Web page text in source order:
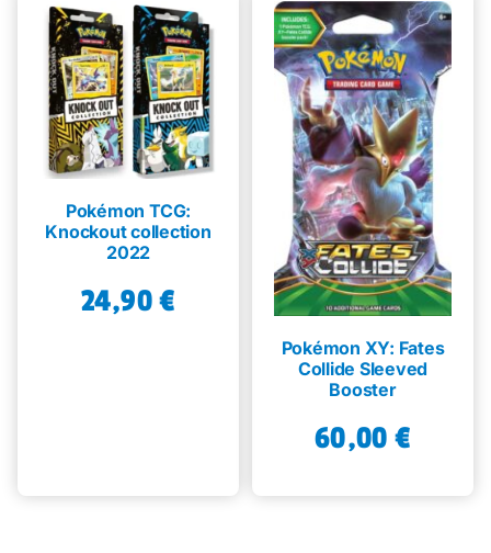
Pokémon TCG:
Knockout collection
2022
24,90€
Pokémon XY: Fates
Collide Sleeved
Booster
60,00 €